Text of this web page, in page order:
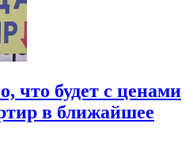
что будет с ценами
в ближайшее